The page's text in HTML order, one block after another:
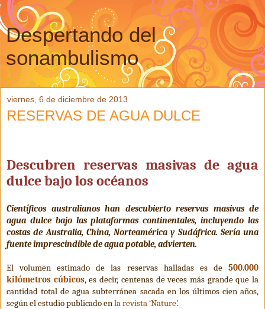
Despertando del
sonambulismo
viernes, 6 de diciembre de 2013
RESERVAS DE AGUA DULCE
Descubren reservas masivas de agua
dulce bajo los océanos
Científicos australianos han descubierto reservas masivas de
agua dulce bajo las plataformas continentales, incluyendo las
costas de Australia, China, Norteamérica y Sudáfrica. Sería una
fuente imprescindible de agua potable, advierten.
El volumen estimado de las reservas halladas es de 500.000
kilómetros cúbicos, es decir, centenas de veces más grande que la
cantidad total de agua subterránea sacada en los últimos cien años,
según el estudio publicado enla revista ‘Nature’.